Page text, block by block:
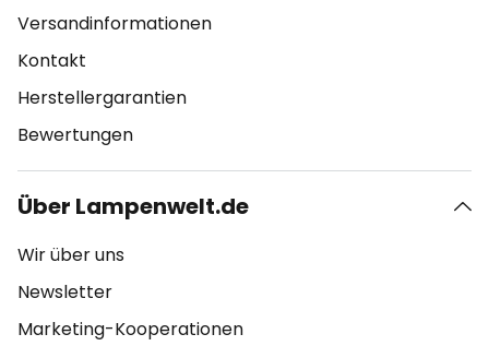
Versandinformationen
Kontakt
Herstellergarantien
Bewertungen
Über Lampenwelt.de
Wir über uns
Newsletter
Marketing-Kooperationen